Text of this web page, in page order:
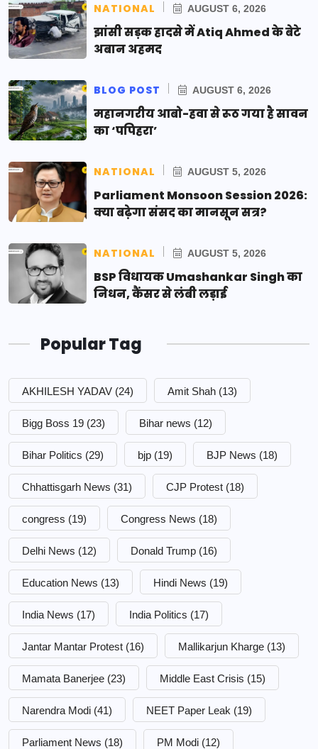
NATIONAL AUGUST 6, 2026
झांसी सड़क हादसे में Atiq Ahmed के बेटे
अबान अहमद
BLOG POST AUGUST 6, 2026
महानगरीय आबो-हवा से रूठ गया है सावन
का ‘पपिहरा’
NATIONAL AUGUST 5, 2026
Parliament Monsoon Session 2026:
क्या बढ़ेगा संसद का मानसून सत्र?
NATIONAL AUGUST 5, 2026
BSP विधायक Umashankar Singh का
निधन, कैंसर से लंबी लड़ाई
Popular Tag
AKHILESH YADAV (24) Amit Shah (13)
Bigg Boss 19 (23) Bihar news (12)
Bihar Politics (29) bjp (19) BJP News (18)
Chhattisgarh News (31) CJP Protest (18)
congress (19) Congress News (18)
Delhi News (12) Donald Trump (16)
Education News (13) Hindi News (19)
India News (17) India Politics (17)
Jantar Mantar Protest (16) Mallikarjun Kharge (13)
Mamata Banerjee (23) Middle East Crisis (15)
Narendra Modi (41) NEET Paper Leak (19)
Parliament News (18) PM Modi (12)